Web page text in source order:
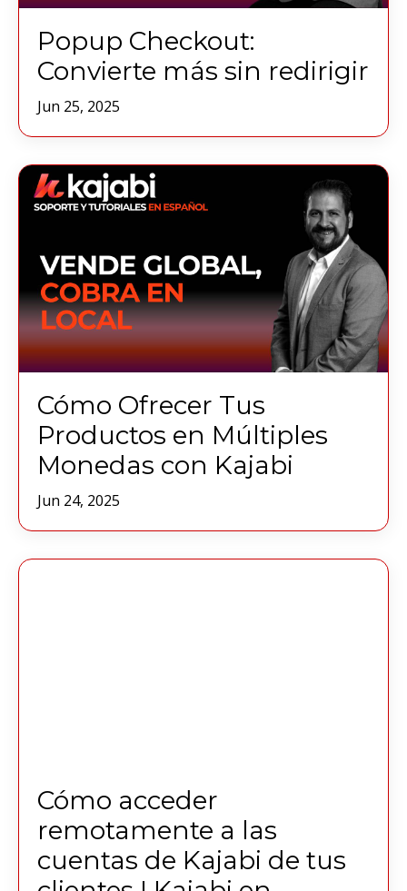
Popup Checkout:
Convierte más sin redirigir
Jun 25, 2025
Cómo Ofrecer Tus
Productos en Múltiples
Monedas con Kajabi
Jun 24, 2025
Cómo acceder
remotamente a las
cuentas de Kajabi de tus